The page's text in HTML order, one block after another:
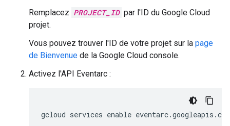
Remplacez PROJECT_ID par l'ID du Google Cloud
projet.
Vous pouvez trouver l'ID de votre projet sur la page
de Bienvenue de la Google Cloud console.
Activez l'API Eventarc :